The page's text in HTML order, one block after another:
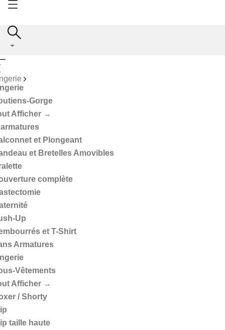
Gorge
Afficher →
et Plongeant
et Bretelles Amovibles
complète
Up
et T-Shirt
Armatures
Vêtements
Afficher →
/ Shorty
taille haute